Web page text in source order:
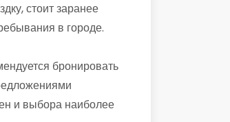
стоит заранее
в городе.
бронировать
и выбора наиболее